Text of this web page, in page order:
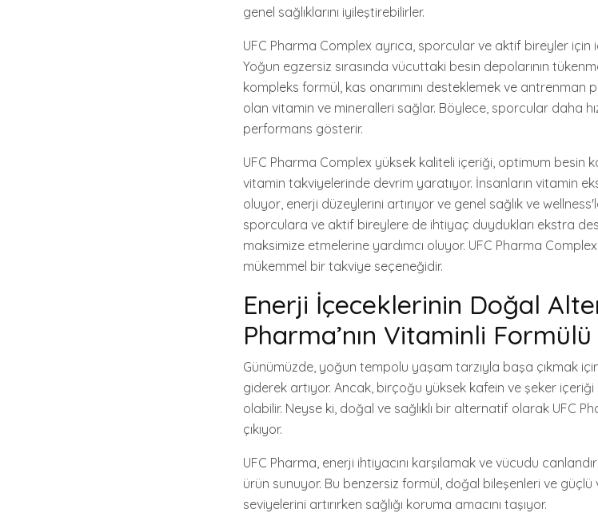
genel sağlıklarını iyileştirebilirler.
UFC Pharma Complex ayrıca, sporcular ve aktif bireyler için
Yoğun egzersiz sırasında vücuttaki besin depolarının
kompleks formül, kas onarımını desteklemek ve antrenman
olan vitamin ve mineralleri sağlar. Böylece, sporcular daha
performans gösterir.
UFC Pharma Complex yüksek kaliteli içeriği, optimum besin
vitamin takviyelerinde devrim yaratıyor. İnsanların vitamin
oluyor, enerji düzeylerini artırıyor ve genel sağlık ve
sporculara ve aktif bireylere de ihtiyaç duydukları ekstra
maksimize etmelerine yardımcı oluyor. UFC Pharma
mükemmel bir takviye seçeneğidir.
Enerji İçeceklerinin Doğal
Pharma’nın Vitaminli Formülü
Günümüzde, yoğun tempolu yaşam tarzıyla başa çıkmak
giderek artıyor. Ancak, birçoğu yüksek kafein ve şeker içeriği
olabilir. Neyse ki, doğal ve sağlıklı bir alternatif olarak UFC
çıkıyor.
UFC Pharma, enerji ihtiyacını karşılamak ve vücudu
ürün sunuyor. Bu benzersiz formül, doğal bileşenleri ve
seviyelerini artırırken sağlığı koruma amacını taşıyor.